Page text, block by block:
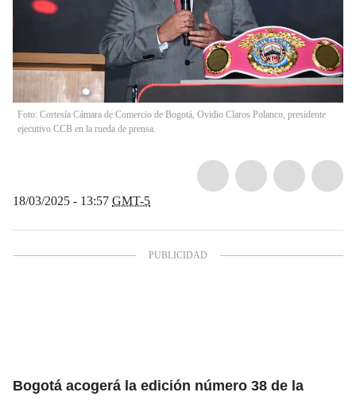
Foto: Cortesía Cámara de Comercio de Bogotá, Ovidio Claros Polanco, presidente
ejecutivo CCB en la rueda de prensa.
18/03/2025 - 13:57 GMT-5
Bogotá acogerá la edición número 38 de la